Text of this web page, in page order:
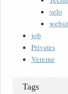
velo
job
Privates
Vereine
Tags